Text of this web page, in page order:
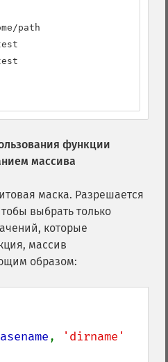
path
функции
массива
маска. Разрешается
выбрать только
которые
массив
образом:
,